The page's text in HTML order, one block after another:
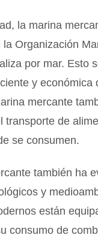
la marina
la Organización
por mar. Esto
y
mercante
transporte de
se consumen.
también ha
y
están
consumo de